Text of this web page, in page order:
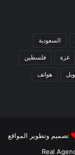
السعودية
غزة فلسطين
هواتف
تصميم وتطوير المواقع